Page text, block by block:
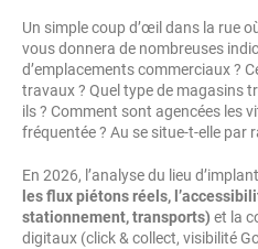
Un simple coup d’œil dans la rue
vous donnera de nombreuses
d’emplacements commerciaux ?
travaux ? Quel type de magasins
ils ? Comment sont agencées les
fréquentée ? Au se situe-t-elle par
En 2026, l’analyse du lieu
les flux piétons réels,
stationnement, transports) et la
digitaux (click & collect, visibilité